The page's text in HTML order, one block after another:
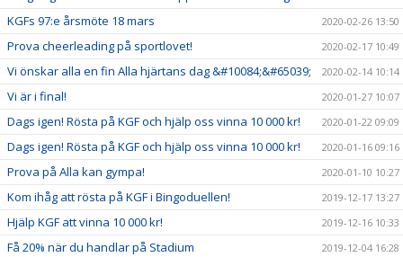
KGFs 97:e årsmöte 18 mars 2020-02-26 13:50
Prova cheerleading på sportlovet! 2020-02-17 10:49
Vi önskar alla en fin Alla hjärtans dag &#10084;&#65039; 2020-02-14 10:14
Vi är i final! 2020-01-27 10:07
Dags igen! Rösta på KGF och hjälp oss vinna 10 000 kr! 2020-01-22 09:09
Dags igen! Rösta på KGF och hjälp oss vinna 10 000 kr! 2020-01-16 09:16
Prova på Alla kan gympa! 2020-01-10 10:27
Kom ihåg att rösta på KGF i Bingoduellen! 2019-12-17 13:27
Hjälp KGF att vinna 10 000 kr! 2019-12-16 10:33
Få 20% när du handlar på Stadium 2019-12-04 16:28